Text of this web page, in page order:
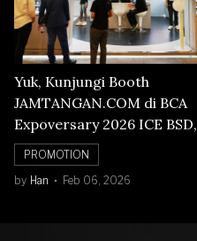
Yuk, Kunjungi Booth
JAMTANGAN.COM di BCA
Expoversary 2026 ICE BSD,
Banyak Diskon Jam Tangan,
Cuma Sampai 8 Februari!
PROMOTION
by Han Feb 06, 2026